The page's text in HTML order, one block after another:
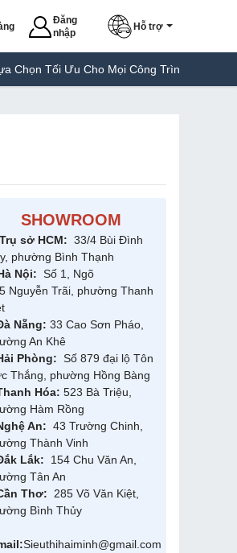
Đăng
nhập
Hỗ trợ
Tối Ưu Cho Mọi Công Trình Máy Hàn Túi
SHOWROOM
Trụ sở HCM: 33/4 Bùi Đình
phường Bình Thạnh
Nội: Số 1, Ngõ
Nguyễn Trãi, phường Thanh
Nẵng: 33 Cao Sơn Pháo,
An Khê
Phòng: Số 879 đại lộ Tôn
Thắng, phường Hồng Bàng
Hóa: 523 Bà Triệu,
Hàm Rồng
An: 43 Trường Chinh,
Thành Vinh
Lắk: 154 Chu Văn An,
Tân An
Thơ: 285 Võ Văn Kiệt,
Bình Thủy
Sieuthihaiminh@gmail.com